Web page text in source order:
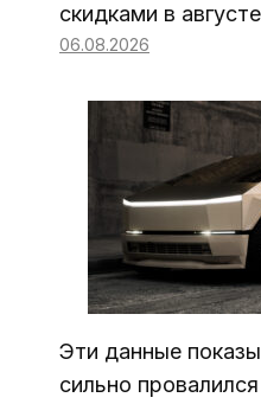
скидками в
06.08.2026
Эти данные
сильно